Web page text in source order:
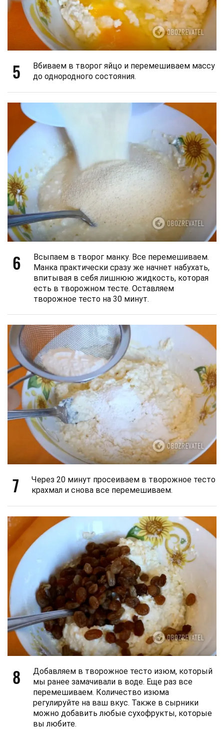
5
Вбиваем в творог яйцо и перемешиваем массу
до однородного состояния.
6
Всыпаем в творог манку. Все перемешиваем.
Манка практически сразу же начнет набухать,
впитывая в себя лишнюю жидкость, которая
есть в творожном тесте. Оставляем
творожное тесто на 30 минут.
7
Через 20 минут просеиваем в творожное тесто
крахмал и снова все перемешиваем.
8
Добавляем в творожное тесто изюм, который
мы ранее замачивали в воде. Еще раз все
перемешиваем. Количество изюма
регулируйте на ваш вкус. Также в сырники
можно добавить любые сухофрукты, которые
вы любите.